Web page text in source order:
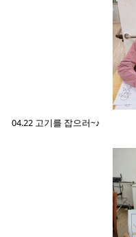
04.22 고기를 잡으러~♪